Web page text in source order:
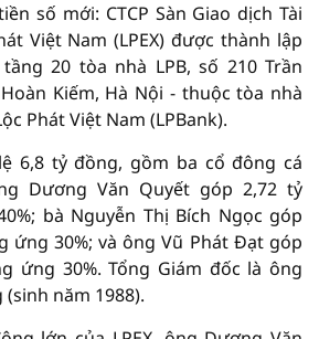
số mới: CTCP Sàn Giao dịch Tài
Việt Nam (LPEX) được thành lập
20 tòa nhà LPB, số 210 Trần
Kiếm, Hà Nội - thuộc tòa nhà
Phát Việt Nam (LPBank).
6,8 tỷ đồng, gồm ba cổ đông cá
Dương Văn Quyết góp 2,72 tỷ
bà Nguyễn Thị Bích Ngọc góp
ứng 30%; và ông Vũ Phát Đạt góp
ứng 30%. Tổng Giám đốc là ông
năm 1988).